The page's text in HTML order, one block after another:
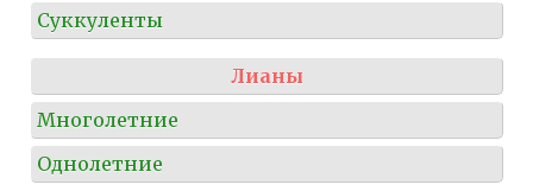
Суккуленты
Лианы
Многолетние
Однолетние